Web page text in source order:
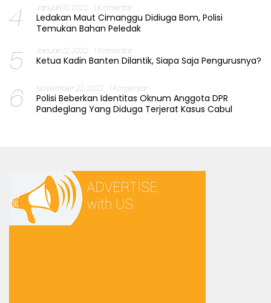
4 Januari 10, 2022 1 Komentar
Ledakan Maut Cimanggu Didiuga Bom, Polisi
Temukan Bahan Peledak
5 Januari 12, 2022 1 Komentar
Ketua Kadin Banten Dilantik, Siapa Saja Pengurusnya?
6 November 22, 2022 1 Komentar
Polisi Beberkan Identitas Oknum Anggota DPR
Pandeglang Yang Diduga Terjerat Kasus Cabul